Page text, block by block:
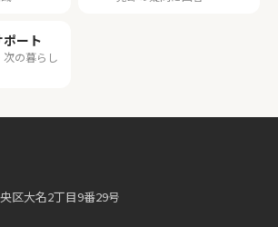
ート
の暮らし
区大名2丁目9番29号